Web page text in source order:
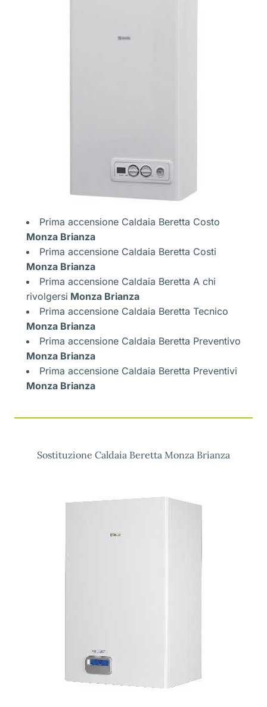
Prima accensione Caldaia Beretta Costo
Monza Brianza
Prima accensione Caldaia Beretta Costi
Monza Brianza
Prima accensione Caldaia Beretta A chi
rivolgersi Monza Brianza
Prima accensione Caldaia Beretta Tecnico
Monza Brianza
Prima accensione Caldaia Beretta Preventivo
Monza Brianza
Prima accensione Caldaia Beretta Preventivi
Monza Brianza
Sostituzione Caldaia Beretta Monza Brianza